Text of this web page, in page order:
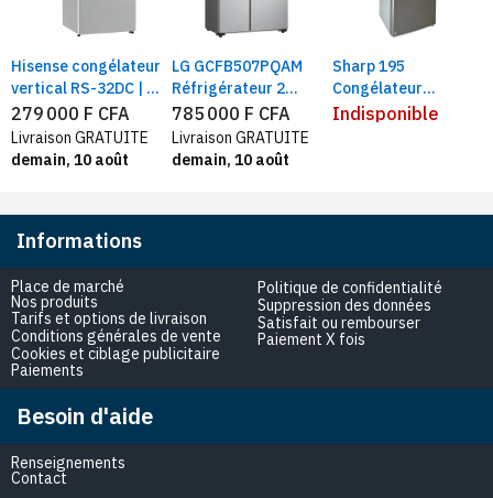
Hisense congélateur
vertical RS-32DC | 7
tiroirs 242 litres
defrost, silver
279 000 F CFA
Livraison GRATUITE
demain, 10 août
LG GCFB507PQAM
Réfrigérateur 2
portess côte à côte
519L, Smart inverter
Gris
785 000 F CFA
Livraison GRATUITE
demain, 10 août
Sharp 195
Congélateur
Vertical 8Tiroirs |
Indisponible
Informations
Place de marché
Nos produits
Tarifs et options de livraison
Conditions générales de vente
Cookies et ciblage publicitaire
Paiements
Politique de confidentialité
Suppression des données
Satisfait ou rembourser
Paiement X fois
Besoin d'aide
Renseignements
Contact